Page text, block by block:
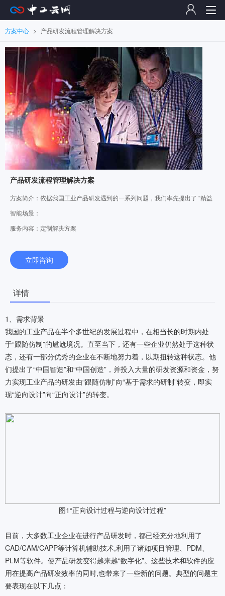
方案中心 > 产品研发流程管理解决方案
产品研发流程管理解决方案
方案简介：依据我国工业产品研发遇到的一系列问题，我们率先提出了 “精益
系统研发”理念，同时，也提供了与之配套的完整解决方案，即：基于系统工
程的精益研发平台框架
智能场景：
服务内容：定制解决方案
立即咨询
详情
1、需求背景
我国的工业产品在半个多世纪的发展过程中，在相当长的时期内处
于“跟随仿制”的尴尬境况。直至当下，还有一些企业仍然处于这种状
态，还有一部分优秀的企业在不断地努力着，以期扭转这种状态。他
们提出了“中国智造”和“中国创造”，并投入大量的研发资源和资金，努
力实现工业产品的研发由“跟随仿制”向“基于需求的研制”转变，即实
现“逆向设计”向“正向设计”的转变。
图1“正向设计过程与逆向设计过程”
目前，大多数工业企业在进行产品研发时，都已经充分地利用了
CAD/CAM/CAPP等计算机辅助技术,利用了诸如项目管理、PDM、
PLM等软件。使产品研发变得越来越“数字化”。这些技术和软件的应
用在提高产品研发效率的同时,也带来了一些新的问题。典型的问题主
要表现在以下几点：